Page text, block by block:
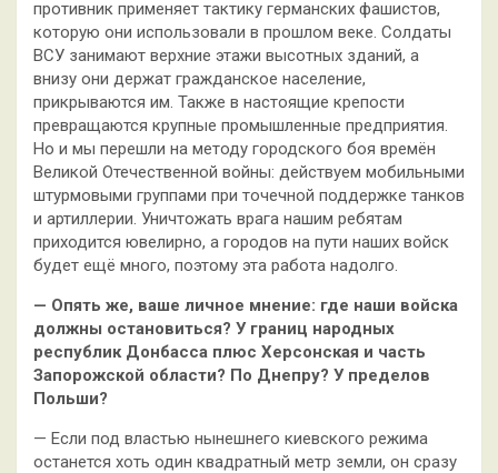
противник применяет тактику германских фашистов,
которую они использовали в прошлом веке. Солдаты
ВСУ занимают верхние этажи высотных зданий, а
внизу они держат гражданское население,
прикрываются им. Также в настоящие крепости
превращаются крупные промышленные предприятия.
Но и мы перешли на методу городского боя времён
Великой Отечественной войны: действуем мобильными
штурмовыми группами при точечной поддержке танков
и артиллерии. Уничтожать врага нашим ребятам
приходится ювелирно, а городов на пути наших войск
будет ещё много, поэтому эта работа надолго.
— Опять же, ваше личное мнение: где наши войска
должны остановиться? У границ народных
республик Донбасса плюс Херсонская и часть
Запорожской области? По Днепру? У пределов
Польши?
— Если под властью нынешнего киевского режима
останется хоть один квадратный метр земли, он сразу